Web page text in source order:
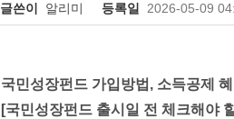
글쓴이 알리미 등록일 2026-05-09
국민성장펀드 가입방법, 소득공제
[국민성장펀드 출시일 전 체크해야